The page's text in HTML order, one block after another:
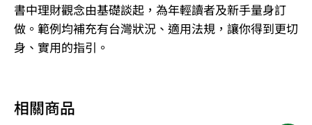
書中理財觀念由基礎談起，為年輕讀者及新手量身訂
做。範例均補充有台灣狀況、適用法規，讓你得到更切
身、實用的指引。
相關商品